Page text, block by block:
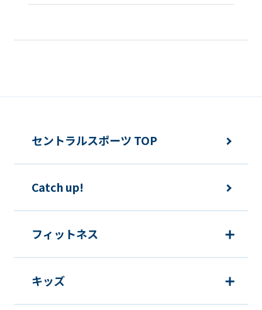
セントラルスポーツ TOP
Catch up!
フィットネス
キッズ